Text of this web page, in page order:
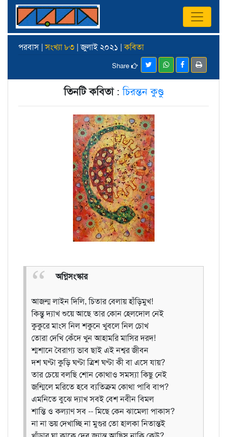
পরবাস |সংখ্যা ৮৩ | জুলাই ২০২১ |কবিতা
Share
তিনটি কবিতা:চিরন্তন কুণ্ডু
অগ্নিসংস্কার
আজন্ম লাইন দিলি, চিতার বেলায় হাঁড়িমুখ!
কিন্তু দ্যাখ শুয়ে আছে তার কোন হেলদোল নেই
কুকুরে মাংস নিল শকুনে খুবলে নিল চোখ
তোরা দেখি কেঁদে খুন আহামরি মাসির দরদ!
শ্মশানে বৈরাগ্য ভাব ছাই এই নশ্বর জীবন
দশ ঘণ্টা কুড়ি ঘণ্টা ত্রিশ ঘণ্টা কী বা এসে যায়?
তার চেয়ে বলছি শোন কোথাও সমস্যা কিছু নেই
জন্মিলে মরিতে হবে ব্যতিক্রম কোথা পাবি বাপ?
এমনিতে বুঝে দ্যাখ সবই বেশ নবীন বিমল
শান্তি ও কল্যাণ সব -- মিছে কেন ঝামেলা পাকাস?
না না ভয় দেখাচ্ছি না মুগুর তো হালকা নিতান্তই